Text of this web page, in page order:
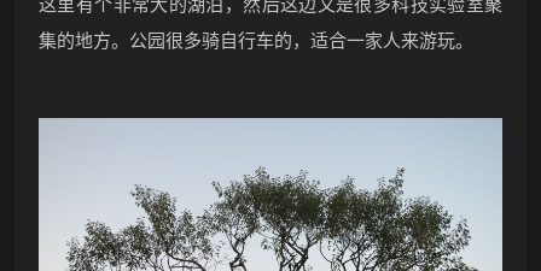
集的地方。公园很多骑自行车的，适合一家人来游玩。